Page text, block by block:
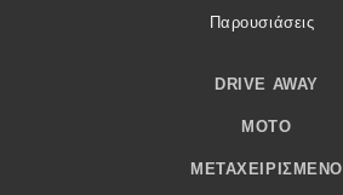
Παρουσιάσεις
DRIVE AWAY
MOTO
ΜΕΤΑΧΕΙΡΙΣΜΈΝΟ